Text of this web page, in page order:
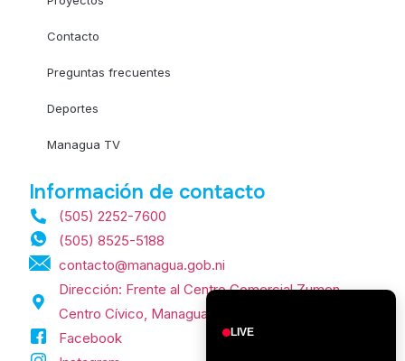
Contacto
Preguntas frecuentes
Deportes
Managua TV
Información de contacto
(505) 2252-7600
(505) 8525-5188
contacto@managua.gob.ni
Dirección: Frente al Centro Comercial Zumen,
Centro Cívico, Managua, Nicaragua.
Facebook
LIVE